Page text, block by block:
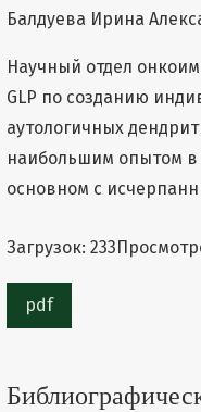
Балдуева Ирина
Научный отдел
GLP по созданию
аутологичных
наибольшим опытом в
основном с
Загрузок: 233
pdf